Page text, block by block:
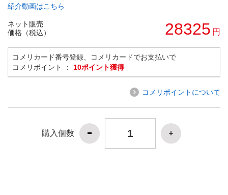
紹介動画はこちら
ネット販売
価格（税込）
28325 円
コメリカード番号登録、コメリカードでお支払いで
コメリポイント ： 10ポイント獲得
コメリポイントについて
購入個数